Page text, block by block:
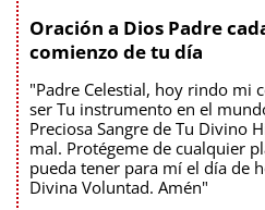
Oración a Dios Padre
comienzo de tu día
"Padre Celestial, hoy rindo mi
ser Tu instrumento en el
Preciosa Sangre de Tu Divino
mal. Protégeme de cualquier
pueda tener para mí el día de
Divina Voluntad. Amén"